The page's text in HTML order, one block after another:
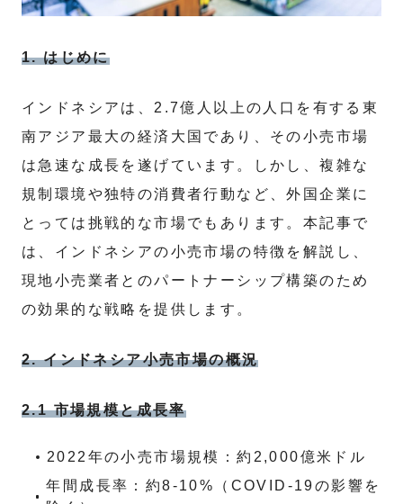
1. はじめに
インドネシアは、2.7億人以上の人口を有する東
南アジア最大の経済大国であり、その小売市場
は急速な成長を遂げています。しかし、複雑な
規制環境や独特の消費者行動など、外国企業に
とっては挑戦的な市場でもあります。本記事で
は、インドネシアの小売市場の特徴を解説し、
現地小売業者とのパートナーシップ構築のため
の効果的な戦略を提供します。
2. インドネシア小売市場の概況
2.1 市場規模と成長率
2022年の小売市場規模：約2,000億米ドル
年間成長率：約8-10%（COVID-19の影響を